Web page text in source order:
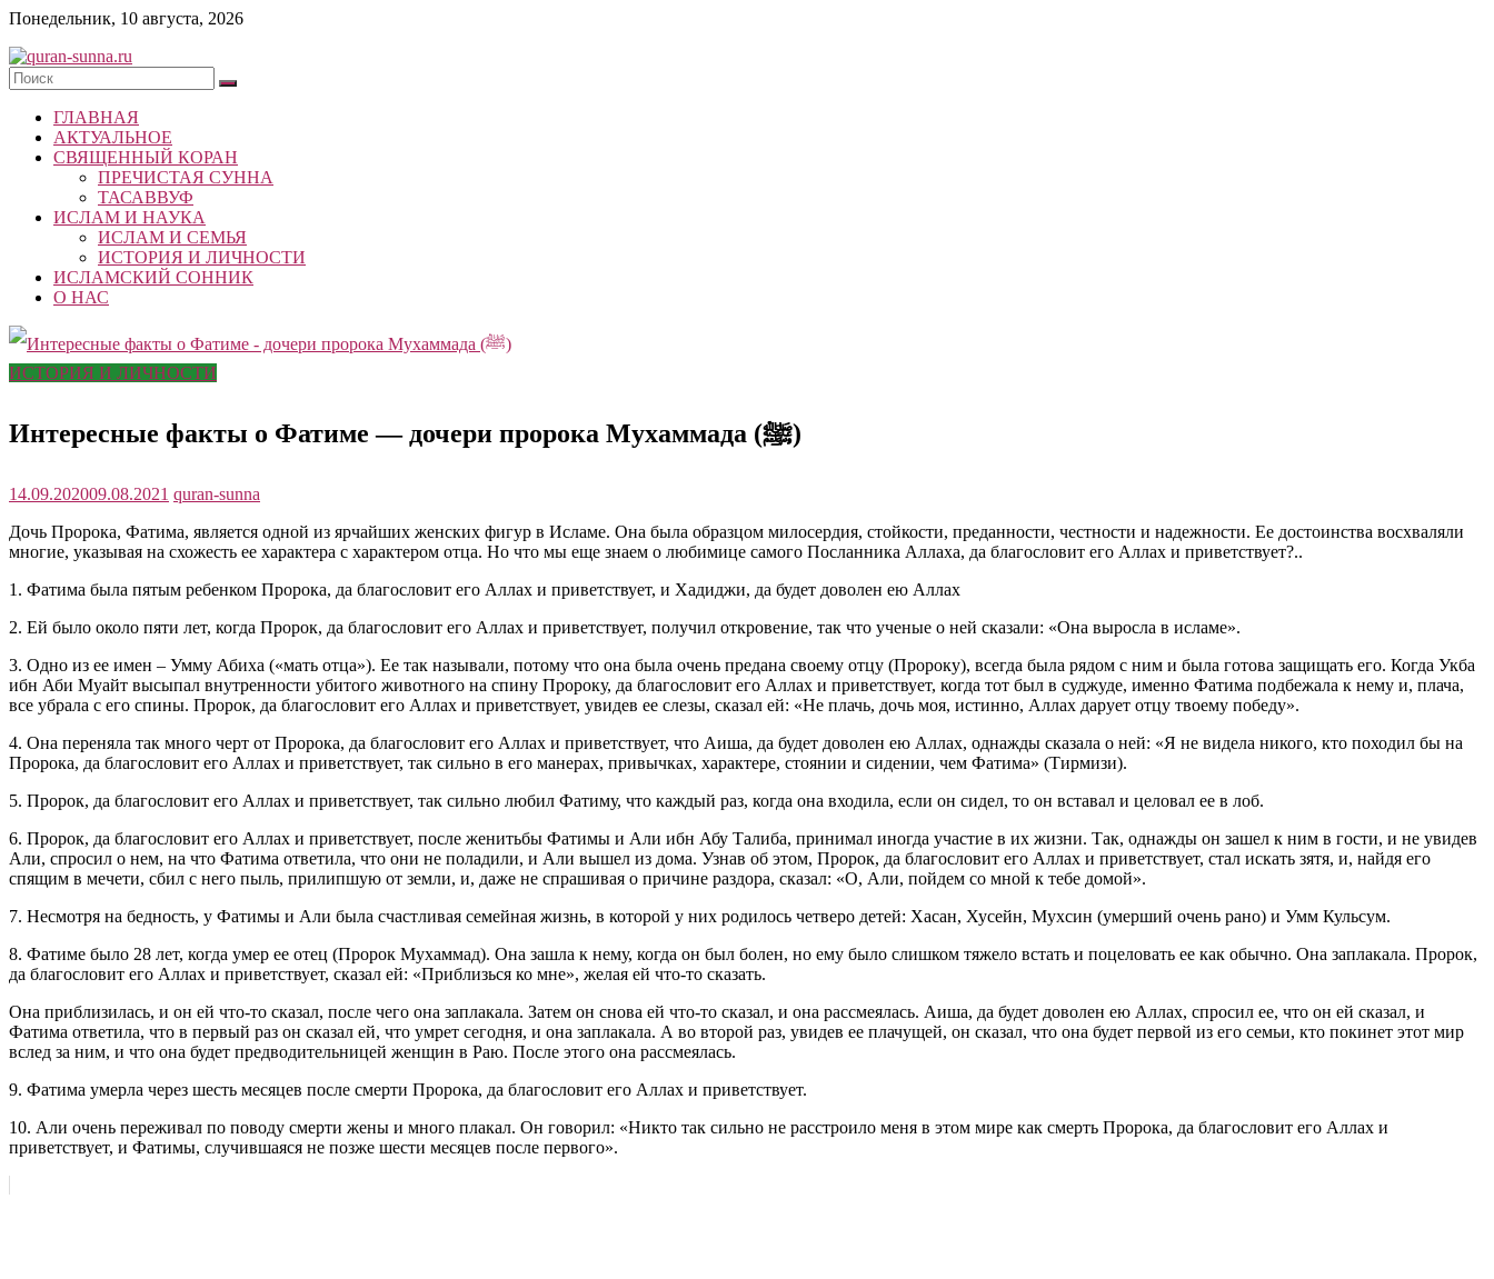
Skip
content
Понедельник, 10 августа, 2026
quran-
sunna.ru
«Центр
исследований
Республики
Татарстан
ГЛАВНАЯ
АКТУАЛЬНОЕ
СВЯЩЕННЫЙ КОРАН
ПРЕЧИСТАЯ СУННА
ТАСАВВУФ
ИСЛАМ И НАУКА
ИСЛАМ И СЕМЬЯ
ИСТОРИЯ И ЛИЧНОСТИ
ИСЛАМСКИЙ СОННИК
О НАС
ИСТОРИЯ И ЛИЧНОСТИ
Интересные факты о Фатиме — дочери пророка Мухаммада (ﷺ)
14.09.202009.08.2021 quran-sunna
Дочь Пророка, Фатима, является одной из ярчайших женских фигур в Исламе. Она была образцом милосердия, стойкости, преданности, честности и надежности. Ее достоинства восхваляли
многие, указывая на схожесть ее характера с характером отца. Но что мы еще знаем о любимице самого Посланника Аллаха, да благословит его Аллах и приветствует?..
1. Фатима была пятым ребенком Пророка, да благословит его Аллах и приветствует, и Хадиджи, да будет доволен ею Аллах
2. Ей было около пяти лет, когда Пророк, да благословит его Аллах и приветствует, получил откровение, так что ученые о ней сказали: «Она выросла в исламе».
3. Одно из ее имен – Умму Абиха («мать отца»). Ее так называли, потому что она была очень предана своему отцу (Пророку), всегда была рядом с ним и была готова защищать его. Когда Укба
ибн Аби Муайт высыпал внутренности убитого животного на спину Пророку, да благословит его Аллах и приветствует, когда тот был в суджуде, именно Фатима подбежала к нему и, плача,
все убрала с его спины. Пророк, да благословит его Аллах и приветствует, увидев ее слезы, сказал ей: «Не плачь, дочь моя, истинно, Аллах дарует отцу твоему победу».
4. Она переняла так много черт от Пророка, да благословит его Аллах и приветствует, что Аиша, да будет доволен ею Аллах, однажды сказала о ней: «Я не видела никого, кто походил бы на
Пророка, да благословит его Аллах и приветствует, так сильно в его манерах, привычках, характере, стоянии и сидении, чем Фатима» (Тирмизи).
5. Пророк, да благословит его Аллах и приветствует, так сильно любил Фатиму, что каждый раз, когда она входила, если он сидел, то он вставал и целовал ее в лоб.
6. Пророк, да благословит его Аллах и приветствует, после женитьбы Фатимы и Али ибн Абу Талиба, принимал иногда участие в их жизни. Так, однажды он зашел к ним в гости, и не увидев
Али, спросил о нем, на что Фатима ответила, что они не поладили, и Али вышел из дома. Узнав об этом, Пророк, да благословит его Аллах и приветствует, стал искать зятя, и, найдя его
спящим в мечети, сбил с него пыль, прилипшую от земли, и, даже не спрашивая о причине раздора, сказал: «О, Али, пойдем со мной к тебе домой».
7. Несмотря на бедность, у Фатимы и Али была счастливая семейная жизнь, в которой у них родилось четверо детей: Хасан, Хусейн, Мухсин (умерший очень рано) и Умм Кульсум.
8. Фатиме было 28 лет, когда умер ее отец (Пророк Мухаммад). Она зашла к нему, когда он был болен, но ему было слишком тяжело встать и поцеловать ее как обычно. Она заплакала. Пророк,
да благословит его Аллах и приветствует, сказал ей: «Приблизься ко мне», желая ей что-то сказать.
Она приблизилась, и он ей что-то сказал, после чего она заплакала. Затем он снова ей что-то сказал, и она рассмеялась. Аиша, да будет доволен ею Аллах, спросил ее, что он ей сказал, и
Фатима ответила, что в первый раз он сказал ей, что умрет сегодня, и она заплакала. А во второй раз, увидев ее плачущей, он сказал, что она будет первой из его семьи, кто покинет этот мир
вслед за ним, и что она будет предводительницей женщин в Раю. После этого она рассмеялась.
9. Фатима умерла через шесть месяцев после смерти Пророка, да благословит его Аллах и приветствует.
10. Али очень переживал по поводу смерти жены и много плакал. Он говорил: «Никто так сильно не расстроило меня в этом мире как смерть Пророка, да благословит его Аллах и
приветствует, и Фатимы, случившаяся не позже шести месяцев после первого».